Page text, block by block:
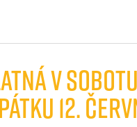
V
PÁTKU 12.